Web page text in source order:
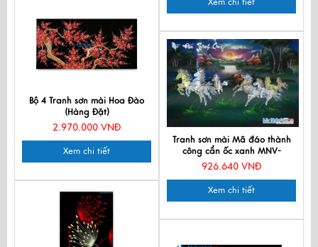
Xem chi tiết
Bộ 4 Tranh sơn mài Hoa Đào
(Hàng Đặt)
2.970.000 VNĐ
Xem chi tiết
Tranh sơn mài Mã đáo thành
công cẩn ốc xanh MNV-
TSM468
926.640 VNĐ
Xem chi tiết